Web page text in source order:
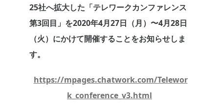
25社へ拡大した「テレワークカンファレンス
第3回目」を2020年4月27日（月）〜4月28日
（火）にかけて開催することをお知らせしま
す。
https://mpages.chatwork.com/Telewor
k_conference_v3.html